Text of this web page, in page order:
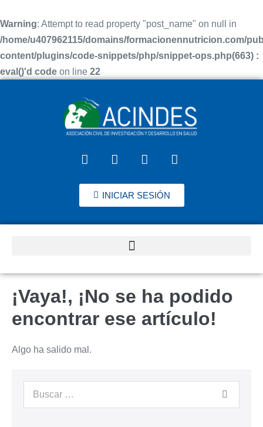
Warning: Attempt to read property "post_name" on null in
/home/u407962115/domains/formacionennutricion.com/
content/plugins/code-snippets/php/snippet-ops.php(663) :
eval()'d code on line 22
INICIAR SESIÓN
¡Vaya!, ¡No se ha podido
encontrar ese artículo!
Algo ha salido mal.